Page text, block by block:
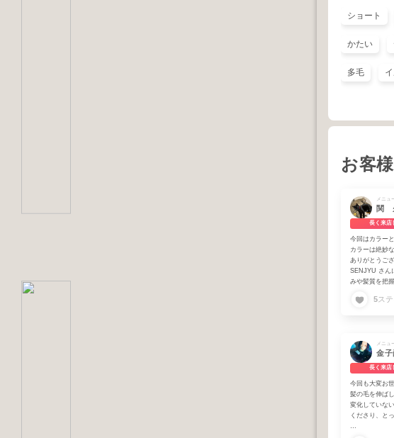
ショート
かたい
多毛
お客
関
長く来店
今回はカラー
カラーは絶妙
ありがとうご
SENJYU さん
みや髪質を把
嬉しいです。
5ス
金
長く来店
今回も大変お
髪の毛を伸ば
変化していな
くださり、と